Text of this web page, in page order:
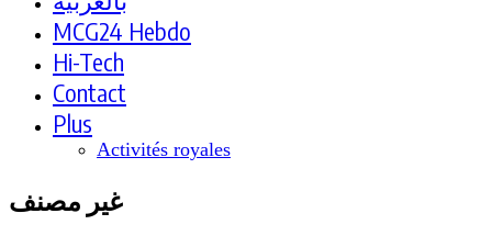
MCG24 Hebdo
Hi-Tech
Contact
Plus
Activités royales
غير مصنف